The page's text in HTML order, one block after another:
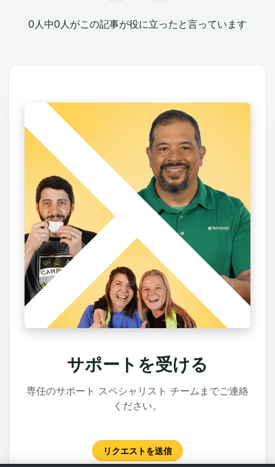
0人中0人がこの記事が役に立ったと言っています
サポートを受ける
専任のサポート スペシャリスト チームまでご連絡
ください。
リクエストを送信